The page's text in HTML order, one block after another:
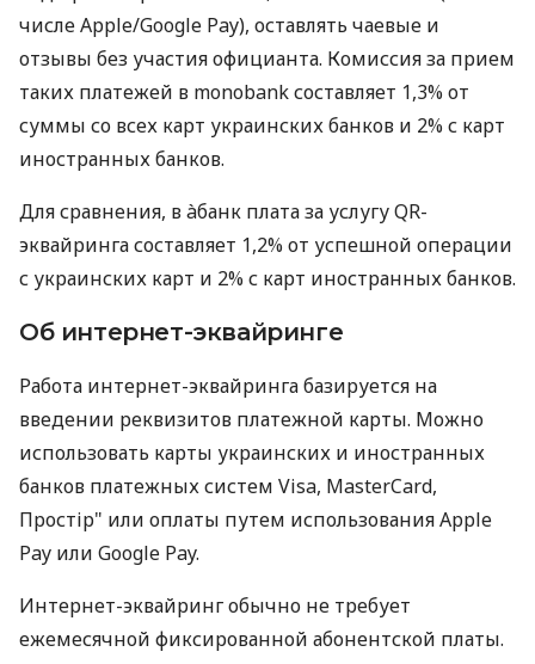
числе Apple/Google Pay), оставлять чаевые и
отзывы без участия официанта. Комиссия за прием
таких платежей в monobank составляет 1,3% от
суммы со всех карт украинских банков и 2% с карт
иностранных банков.
Для сравнения, в àбанк плата за услугу QR-
эквайринга составляет 1,2% от успешной операции
с украинских карт и 2% с карт иностранных банков.
Об интернет-эквайринге
Работа интернет-эквайринга базируется на
введении реквизитов платежной карты. Можно
использовать карты украинских и иностранных
банков платежных систем Visa, MasterCard,
Простір" или оплаты путем использования Apple
Pay или Google Pay.
Интернет-эквайринг обычно не требует
ежемесячной фиксированной абонентской платы.